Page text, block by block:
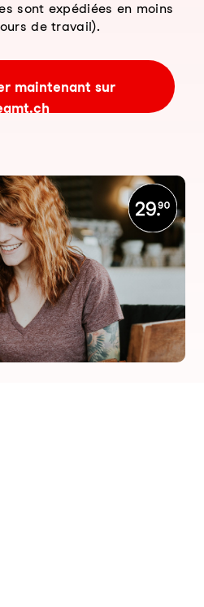
sont expédiées en moins
de travail).
maintenant sur